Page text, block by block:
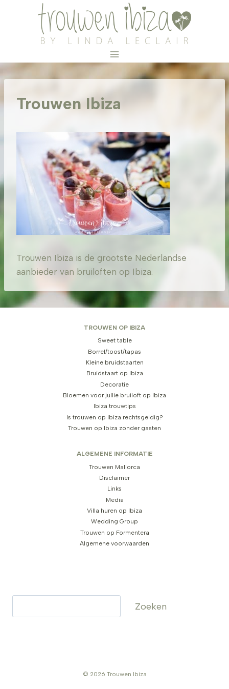
Trouwen Ibiza
Trouwen Ibiza is de grootste Nederlandse
aanbieder van bruiloften op Ibiza.
TROUWEN OP IBIZA
Sweet table
Borrel/toost/tapas
Kleine bruidstaarten
Bruidstaart op Ibiza
Decoratie
Bloemen voor jullie bruiloft op Ibiza
Ibiza trouwtips
Is trouwen op Ibiza rechtsgeldig?
Trouwen op Ibiza zonder gasten
ALGEMENE INFORMATIE
Trouwen Mallorca
Disclaimer
Links
Media
Villa huren op Ibiza
Wedding Group
Trouwen op Formentera
Algemene voorwaarden
Zoeken
© 2026 Trouwen Ibiza